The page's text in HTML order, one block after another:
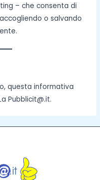
– che consenta di
o salvando
questa informativa
Pubblicit@.it.